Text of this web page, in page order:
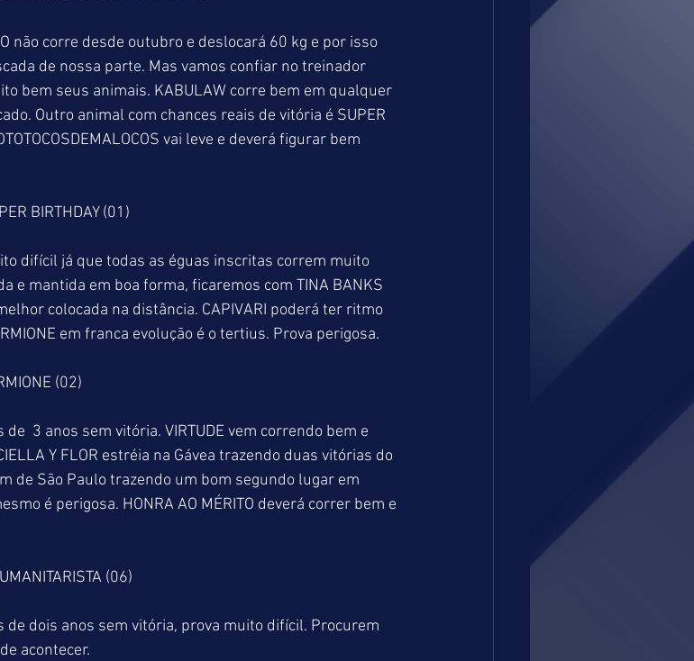
não corre desde outubro e deslocará 60 kg e por isso
de nossa parte. Mas vamos confiar no treinador
bem seus animais. KABULAW corre bem em qualquer
Outro animal com chances reais de vitória é SUPER
vai leve e deverá figurar bem
BIRTHDAY (01)
difícil já que todas as éguas inscritas correm muito
e mantida em boa forma, ficaremos com TINA BANKS
colocada na distância. CAPIVARI poderá ter ritmo
em franca evolução é o tertius. Prova perigosa.
(02)
3 anos sem vitória. VIRTUDE vem correndo bem e
Y FLOR estréia na Gávea trazendo duas vitórias do
de São Paulo trazendo um bom segundo lugar em
é perigosa. HONRA AO MÉRITO deverá correr bem e
(06)
de dois anos sem vitória, prova muito difícil. Procurem
acontecer.